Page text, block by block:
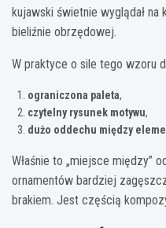
kujawski świetnie wyglądał
bieliźnie obrzędowej.
W praktyce o sile tego wzoru
ograniczona paleta,
czytelny rysunek motywu,
dużo oddechu między
Właśnie to „miejsce między”
ornamentów bardziej
brakiem. Jest częścią